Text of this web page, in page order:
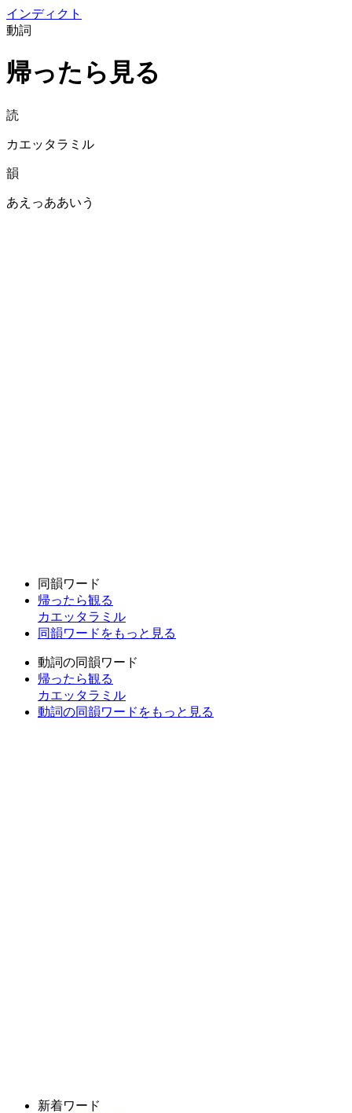
インディクト
動詞
帰ったら見る
読
カエッタラミル
韻
あえっああいう
同韻ワード
帰ったら観る
カエッタラミル
同韻ワードをもっと見る
動詞の同韻ワード
帰ったら観る
カエッタラミル
動詞の同韻ワードをもっと見る
新着ワード